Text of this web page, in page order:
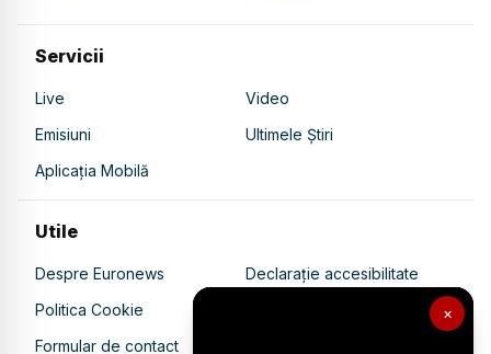
×
Servicii
Live
Video
Emisiuni
Ultimele Știri
Aplicația Mobilă
Utile
Despre Euronews
Declarație accesibilitate
Politica Cookie
Politica de confidențialitate
Formular de contact